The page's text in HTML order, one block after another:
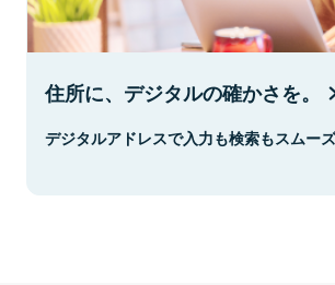
住所に、デジタルの確かさを。
デジタルアドレスで入力も検索もスムーズ